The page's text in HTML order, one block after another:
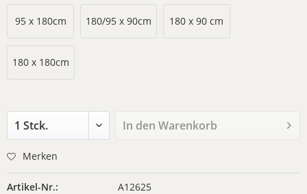
95 x 180cm 180/95 x 90cm 180 x 90 cm
180 x 180cm
In denWarenkorb
Merken
Artikel-Nr.: A12625